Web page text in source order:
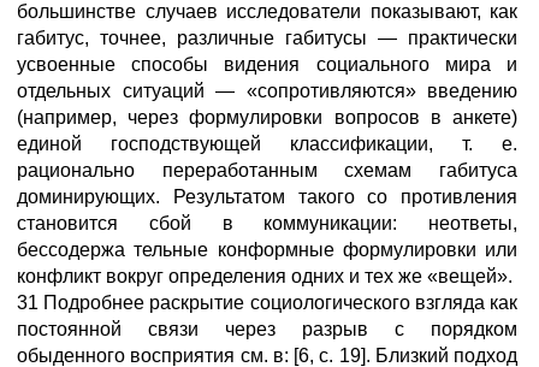
большинстве случаев исследователи показывают, как
габитус, точнее, различные габитусы — практически
усвоенные способы видения социального мира и
отдельных ситуаций — «сопротивляются» введению
(например, через формулировки вопросов в анкете)
единой господствующей классификации, т. е.
рационально переработанным схемам габитуса
доминирующих. Результатом такого со противления
становится сбой в коммуникации: неответы,
бессодержа тельные конформные формулировки или
конфликт вокруг определения одних и тех же «вещей».
31 Подробнее раскрытие социологического взгляда как
постоянной связи через разрыв с порядком
обыденного восприятия см. в: [6, с. 19]. Близкий подход